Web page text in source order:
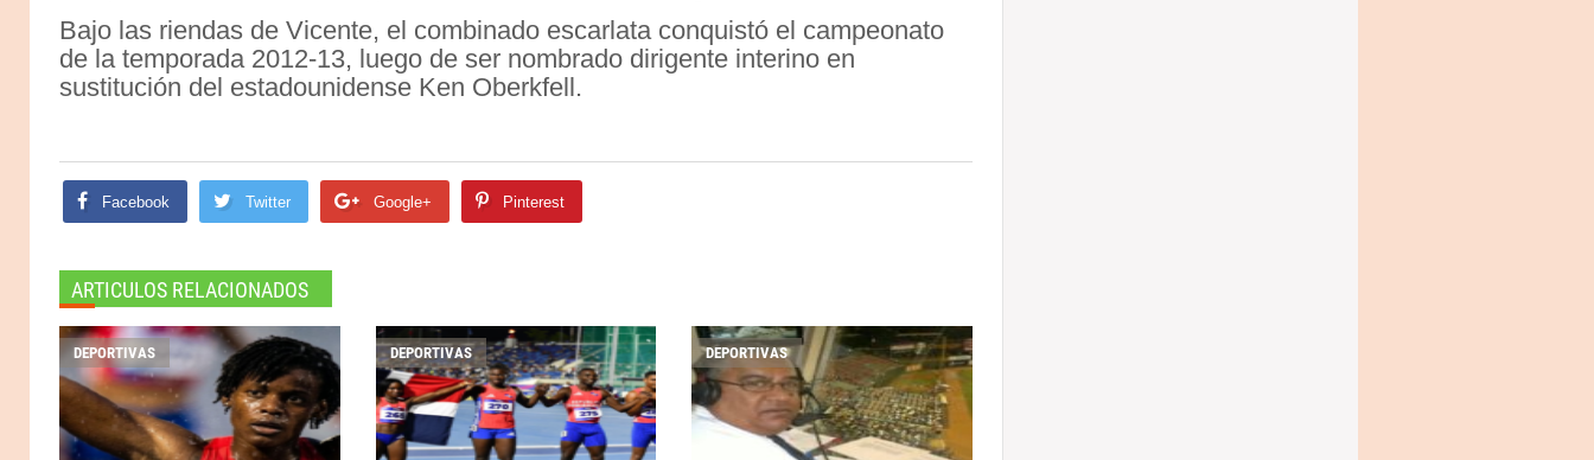
Bajo las riendas de Vicente, el combinado escarlata conquistó el campeonato
de la temporada 2012-13, luego de ser nombrado dirigente interino en
sustitución del estadounidense Ken Oberkfell.
Facebook Twitter Google+ Pinterest
ARTICULOS RELACIONADOS
DEPORTIVAS DEPORTIVAS DEPORTIVAS